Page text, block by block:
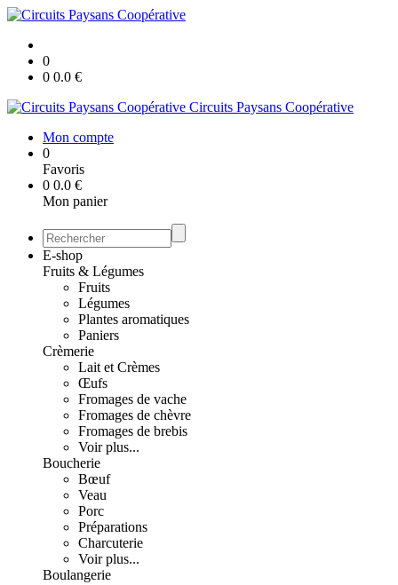
0
0 0.0 €
Circuits Paysans Coopérative
Mon compte
0
Favoris
0 0.0 €
Mon panier
E-shop
Fruits & Légumes
Fruits
Légumes
Plantes aromatiques
Paniers
Crèmerie
Lait et Crèmes
Œufs
Fromages de vache
Fromages de chèvre
Fromages de brebis
Voir plus...
Boucherie
Bœuf
Veau
Porc
Préparations
Charcuterie
Voir plus...
Boulangerie